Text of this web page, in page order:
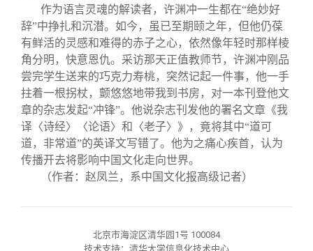
作为语言灵魂的解读者，许渊冲一生都在“绝妙好
辞”中挣扎和沉潜。如今，虽已至期颐之年，但他仍葆
有鲜活的灵感和难得的赤子之心，依然像年轻时那样棱
角分明，快意恩仇。采访那天正值教师节，许渊冲刚品
尝完学生送来的巧克力寿桃，突然记起一件事，他一手
拄着一根拐杖，颤悠悠地带我到书房，对一本刊登他文
章的杂志发起“冲锋”。他说杂志刊发他的署名文章《我
译〈诗经〉〈论语〉和〈老子〉》，竟将其中“道可
道，非常道”的英译文写错了。他为之痛心疾首，认为
传播开去将影响中国文化走向世界。
（作者：赵凤兰，系中国文化报高级记者）
北京市海淀区清华园1号 100084
技术支持：清华大学信息化技术中心